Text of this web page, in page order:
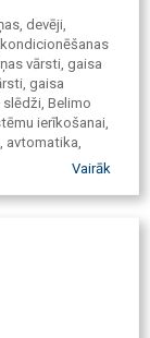
devēji,
vārsti, gaisa
gaisa
Belimo
ierīkošanai,
avtomatika,
gaisa
sistēmu
vārsti,
funkciju,
Vairāk